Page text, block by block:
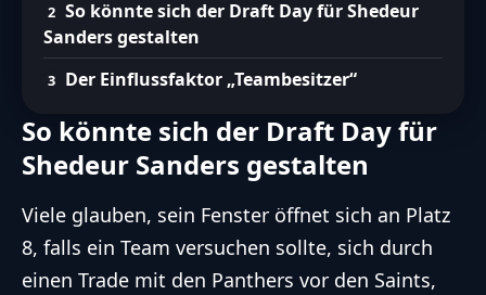
So könnte sich der Draft Day für Shedeur
Sanders gestalten
Der Einflussfaktor „Teambesitzer“
So könnte sich der Draft Day für
Shedeur Sanders gestalten
Viele glauben, sein Fenster öffnet sich an Platz
8, falls ein Team versuchen sollte, sich durch
einen Trade mit den Panthers vor den Saints,